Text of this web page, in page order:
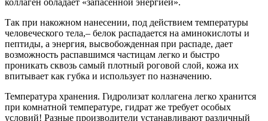
коллаген обладает «запасенной энергией».
Так при накожном нанесении, под действием температуры
человеческого тела,– белок распадается на аминокислоты и
пептиды, а энергия, высвобожденная при распаде, дает
возможность распавшимся частицам легко и быстро
проникать сквозь самый плотный роговой слой, кожа их
впитывает как губка и использует по назначению.
Температура хранения. Гидролизат коллагена легко хранится
при комнатной температуре, гидрат же требует особых
условий! Разные производители устанавливают различный